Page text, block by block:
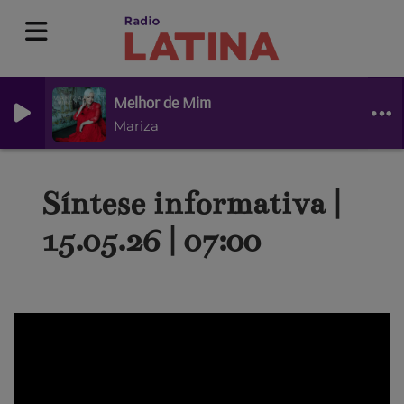
Melhor de Mim
Mariza
Síntese informativa |
15.05.26 | 07:00